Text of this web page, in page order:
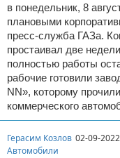
в понедельник, 8
плановыми
пресс-служба ГАЗа.
простаивал две
полностью работы
рабочие готовили
NN», которому
коммерческого
Герасим Козлов 02-09-
Автомобили